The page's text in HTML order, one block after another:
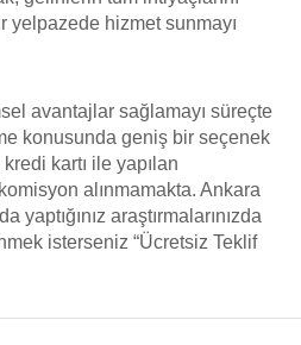
yelpazede hizmet sunmayı
avantajlar sağlamayı süreçte
konusunda geniş bir seçenek
kartı ile yapılan
alınmamakta. Ankara
yaptığınız araştırmalarınızda
isterseniz “Ücretsiz Teklif